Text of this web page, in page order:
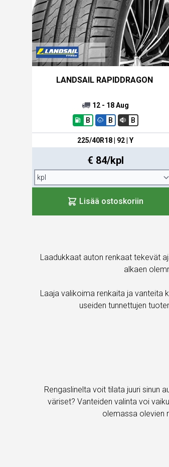
LANDSAIL RAPIDDRAGON
12 - 18 Aug
B
B B
225/40R18 | 92 | Y
€ 84/kpl
Lisää ostoskoriin
Laadukkaat auton renkaat tekevät
alkaen
Laaja valikoima renkaita ja vanteita
useiden tunnettujen
Rengaslinelta voit tilata juuri sinun
väriset? Vanteiden valinta voi
olemassa olevien